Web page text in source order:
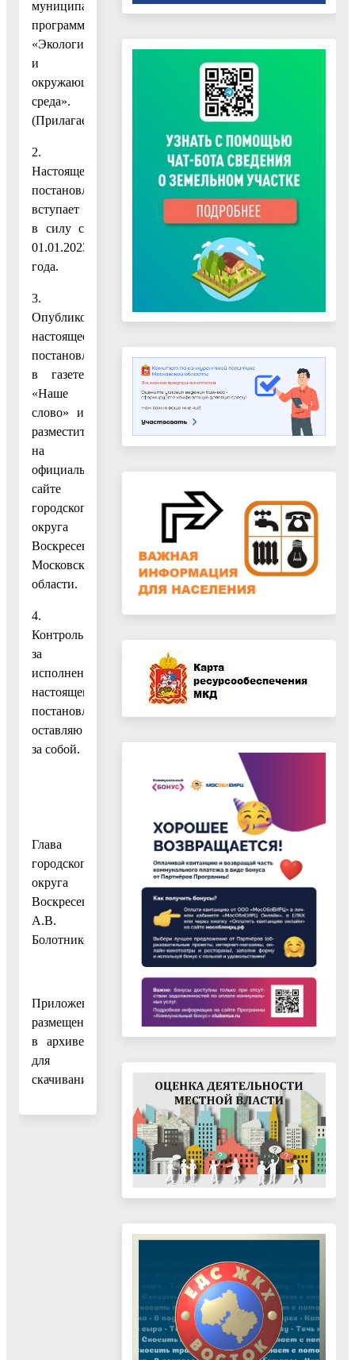
муниципальную
программу
«Экология
и
окружающая
среда».
(Прилагается.)
2.
Настоящее
постановление
вступает
в силу с
01.01.2023
года.
3.
Опубликовать
настоящее
постановление
в газете
«Наше
слово» и
разместить
на
официальном
сайте
городского
округа
Воскресенск
Московской
области.
4.
Контроль
за
исполнением
настоящего
постановления
оставляю
за собой.
Глава
городского
округа
Воскресенск
А.В.
Болотников
Приложение
размещено
в архиве
для
скачивания